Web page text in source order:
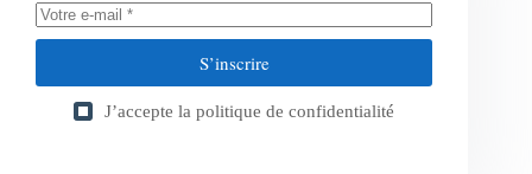
S’inscrire
J’accepte la politique de confidentialité